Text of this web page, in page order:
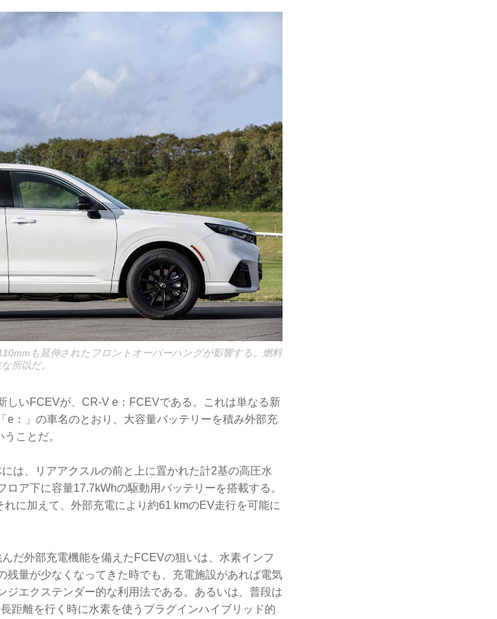
も延伸されたフロントオーバーハングが影響する。燃料
所以だ。
しいFCEVが、CR-V e：FCEVである。これは単なる新
e：」の車名のとおり、大容量バッテリーを積み外部充
ことだ。
は、リアアクスルの前と上に置かれた計2基の高圧水
ア下に容量17.7kWhの駆動用バッテリーを搭載する。
に加えて、外部充電により約61 kmのEV走行を可能に
だ外部充電機能を備えたFCEVの狙いは、水素インフ
残量が少なくなってきた時でも、充電施設があれば電気
ジエクステンダー的な利用法である。あるいは、普段は
距離を行く時に水素を使うプラグインハイブリッド的